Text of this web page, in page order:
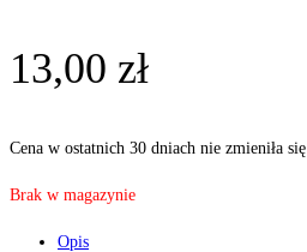
13,00 zł
Cena w ostatnich 30 dniach nie zmieniła się
Brak w magazynie
Opis